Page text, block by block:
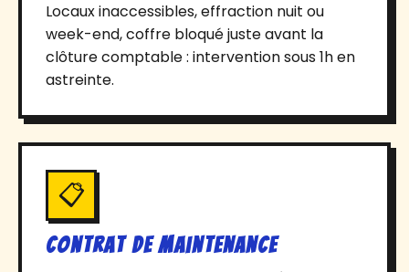
Locaux inaccessibles, effraction nuit ou
week-end, coffre bloqué juste avant la
clôture comptable : intervention sous 1h en
astreinte.
📋
Contrat de maintenance